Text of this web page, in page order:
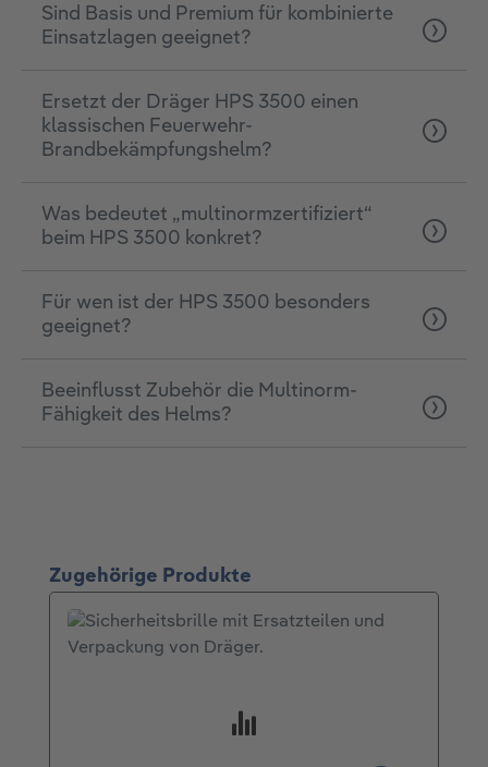
Sind Basis und Premium für kombinierte
Einsatzlagen geeignet?
Ersetzt der Dräger HPS 3500 einen
klassischen Feuerwehr-
Brandbekämpfungshelm?
Was bedeutet „multinormzertifiziert“
beim HPS 3500 konkret?
Für wen ist der HPS 3500 besonders
geeignet?
Beeinflusst Zubehör die Multinorm-
Fähigkeit des Helms?
Produktgalerie überspringen
Zugehörige Produkte